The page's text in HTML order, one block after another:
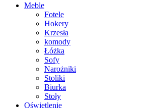
Meble
Fotele
Hokery
Krzesła
komody
Łóżka
Sofy
Narożniki
Stoliki
Biurka
Stoły
Oświetlenie